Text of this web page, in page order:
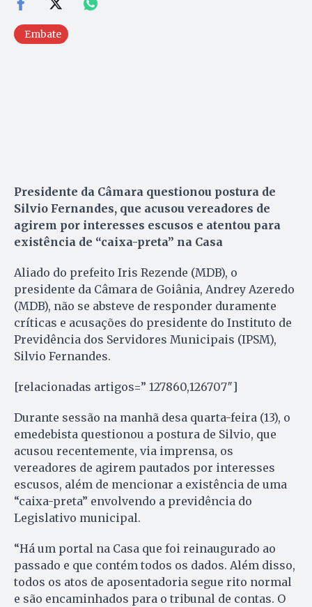
Embate
Presidente da Câmara questionou postura de
Silvio Fernandes, que acusou vereadores de
agirem por interesses escusos e atentou para
existência de “caixa-preta” na Casa
Aliado do prefeito Iris Rezende (MDB), o
presidente da Câmara de Goiânia, Andrey Azeredo
(MDB), não se absteve de responder duramente
críticas e acusações do presidente do Instituto de
Previdência dos Servidores Municipais (IPSM),
Silvio Fernandes.
[relacionadas artigos=” 127860,126707″]
Durante sessão na manhã desa quarta-feira (13), o
emedebista questionou a postura de Silvio, que
acusou recentemente, via imprensa, os
vereadores de agirem pautados por interesses
escusos, além de mencionar a existência de uma
“caixa-preta” envolvendo a previdência do
Legislativo municipal.
“Há um portal na Casa que foi reinaugurado ao
passado e que contém todos os dados. Além disso,
todos os atos de aposentadoria segue rito normal
e são encaminhados para o tribunal de contas. O